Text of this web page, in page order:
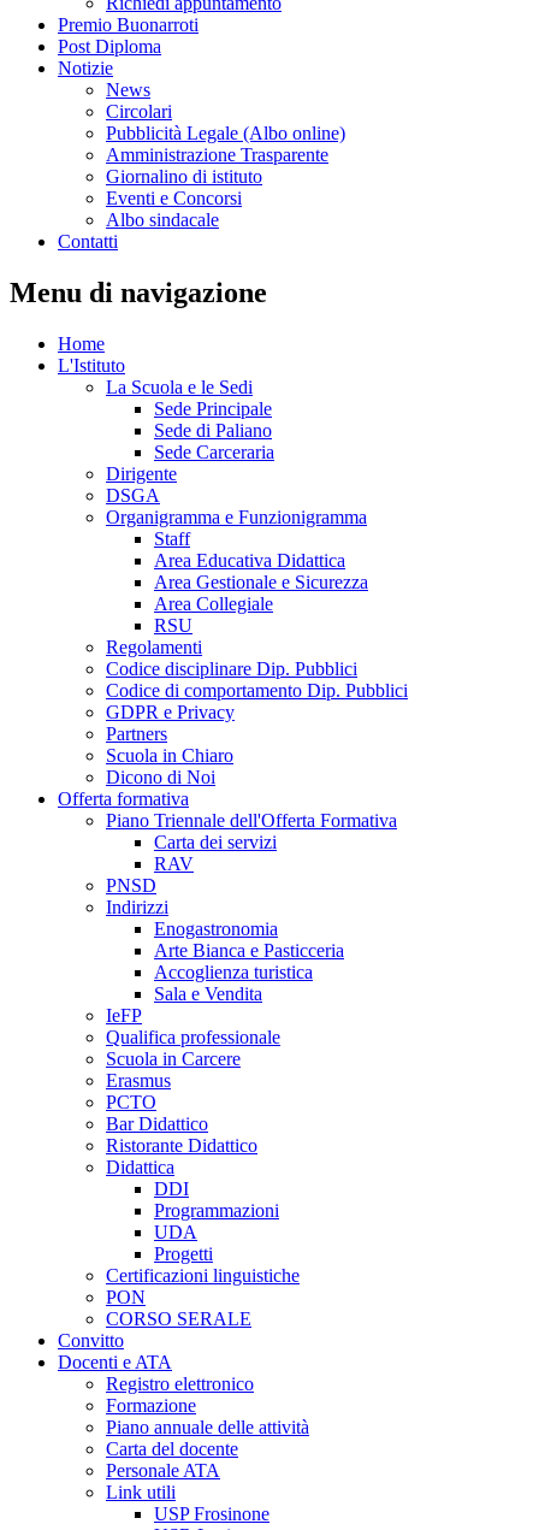
Premio Buonarroti
Post Diploma
Notizie
News
Circolari
Pubblicità Legale (Albo online)
Amministrazione Trasparente
Giornalino di istituto
Eventi e Concorsi
Albo sindacale
Contatti
Menu di navigazione
Home
L'Istituto
La Scuola e le Sedi
Sede Principale
Sede di Paliano
Sede Carceraria
Dirigente
DSGA
Organigramma e Funzionigramma
Staff
Area Educativa Didattica
Area Gestionale e Sicurezza
Area Collegiale
RSU
Regolamenti
Codice disciplinare Dip. Pubblici
Codice di comportamento Dip. Pubblici
GDPR e Privacy
Partners
Scuola in Chiaro
Dicono di Noi
Offerta formativa
Piano Triennale dell'Offerta Formativa
Carta dei servizi
RAV
PNSD
Indirizzi
Enogastronomia
Arte Bianca e Pasticceria
Accoglienza turistica
Sala e Vendita
IeFP
Qualifica professionale
Scuola in Carcere
Erasmus
PCTO
Bar Didattico
Ristorante Didattico
Didattica
DDI
Programmazioni
UDA
Progetti
Certificazioni linguistiche
PON
CORSO SERALE
Convitto
Docenti e ATA
Registro elettronico
Formazione
Piano annuale delle attività
Carta del docente
Personale ATA
Link utili
USP Frosinone